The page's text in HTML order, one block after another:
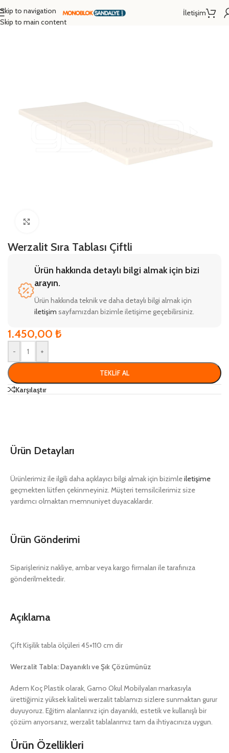
Skip to navigation
Skip to main content
İletişim
Ana Sayfa /Okul Mobilyaları Aksesuarları
Werzalit Sıra Tablası Çiftli
Ürün hakkında detaylı bilgi almak için bizi
arayın.
Ürün hakkında teknik ve daha detaylı bilgi almak için
iletişim sayfamızdan bizimle iletişime geçebilirsiniz.
1.450,00 ₺
- +
TEKLIF AL
Karşılaştır
Ürün Detayları
Ürünlerimiz ile ilgili daha açıklayıcı bilgi almak için bizimleiletişime
geçmekten lütfen çekinmeyiniz. Müşteri temsilcilerimiz size
yardımcı olmaktan memnuniyet duyacaklardır.
Ürün Gönderimi
Siparişleriniz nakliye, ambar veya kargo firmaları ile tarafınıza
gönderilmektedir.
Açıklama
Çift Kişilik tabla ölçüleri 45×110 cm dir
Werzalit Tabla: Dayanıklı ve Şık Çözümünüz
Adem Koç Plastik olarak, Gamo Okul Mobilyaları markasıyla
ürettiğimiz yüksek kaliteli werzalit tablamızı sizlere sunmaktan gurur
duyuyoruz. Eğitim alanlarınız için dayanıklı, estetik ve kullanışlı bir
çözüm arıyorsanız, werzalit tablalarımız tam da ihtiyacınıza uygun.
Ürün Özellikleri